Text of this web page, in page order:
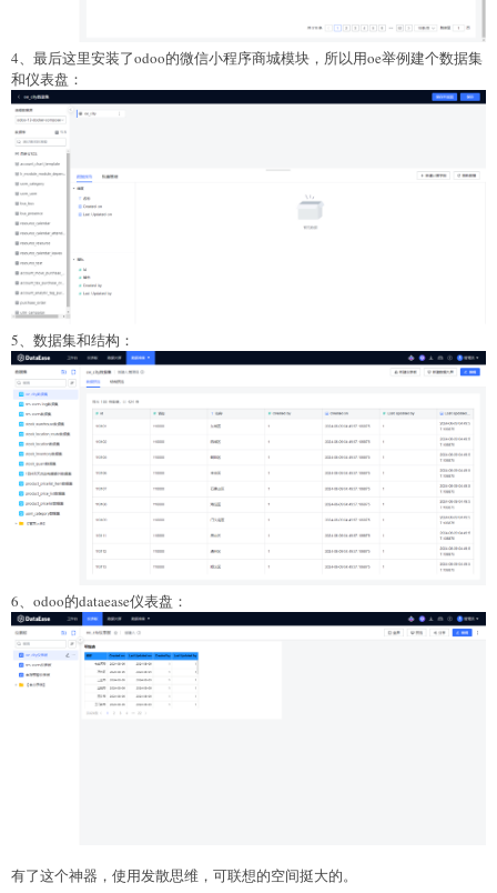
4、最后这里安装了odoo的微信小程序商城模块，所以用oe举例建个数据集
和仪表盘：
5、数据集和结构：
6、odoo的dataease仪表盘：
有了这个神器，使用发散思维，可联想的空间挺大的。